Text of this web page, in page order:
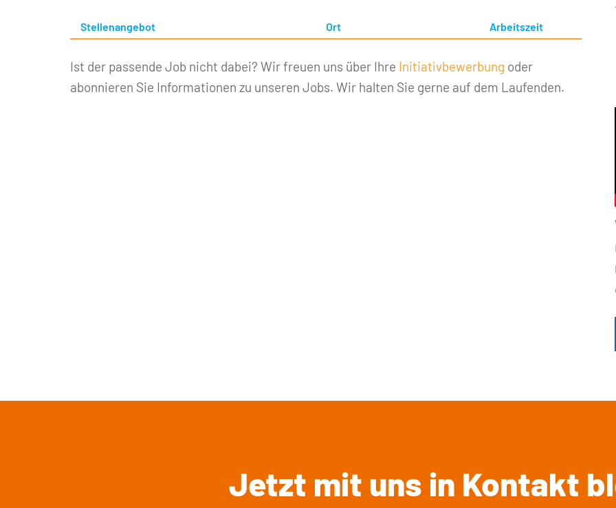
Stellenangebot Ort Arbeitszeit
Ist der passende Job nicht dabei? Wir freuen uns über Ihre Initiativbewerbung oder
abonnieren Sie Informationen zu unseren Jobs. Wir halten Sie gerne auf dem Laufenden.
Jetzt mit uns in Kontakt